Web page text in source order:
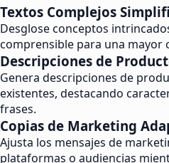
Textos Complejos
Desglose conceptos
comprensible para una mayor
Descripciones de
Genera descripciones de
existentes, destacando
frases.
Copias de Marketing
Ajusta los mensajes de
plataformas o audiencias